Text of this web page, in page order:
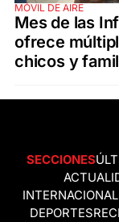
MÓVIL DE AIRE
Mes de las
ofrece
chicos y
SECCIONES
DEPORTES